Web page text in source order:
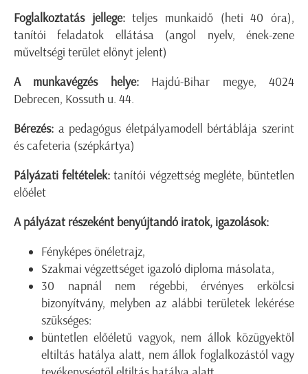
Foglalkoztatás jellege:teljes munkaidő (heti 40 óra),
tanítói feladatok ellátása (angol nyelv, ének-zene
műveltségi terület előnyt jelent)
A munkavégzés helye:Hajdú-Bihar megye, 4024
Debrecen, Kossuth u. 44.
Bérezés: a pedagógus életpályamodell bértáblája szerint
és cafeteria (szépkártya)
Pályázati feltételek: tanítói végzettség megléte, büntetlen
előélet
A pályázat részeként benyújtandó iratok, igazolások:
Fényképes önéletrajz,
Szakmai végzettséget igazoló diploma másolata,
30 napnál nem régebbi, érvényes erkölcsi
bizonyítvány, melyben az alábbi területek lekérése
szükséges:
büntetlen előéletű vagyok, nem állok közügyektől
eltiltás hatálya alatt, nem állok foglalkozástól vagy